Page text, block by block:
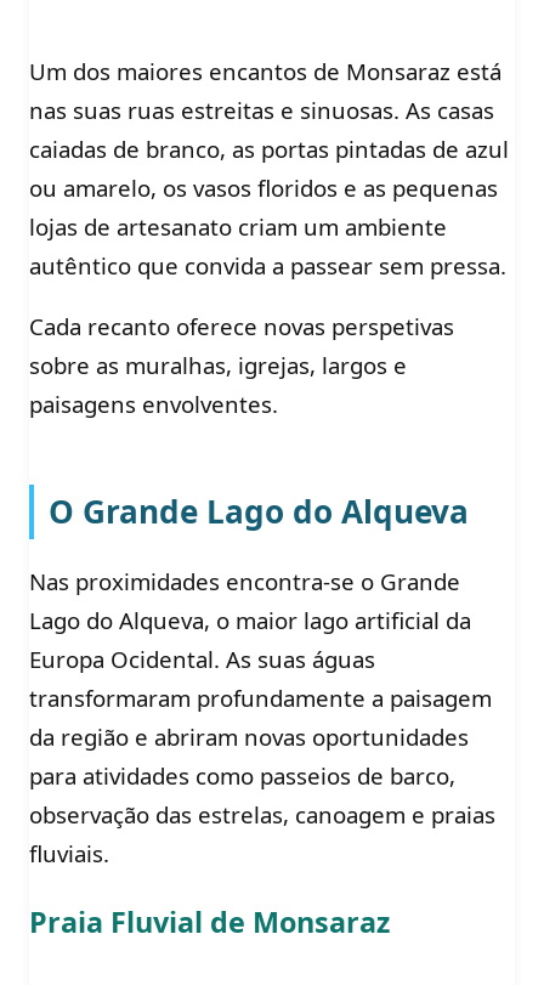
Um dos maiores encantos de Monsaraz está
nas suas ruas estreitas e sinuosas. As casas
caiadas de branco, as portas pintadas de azul
ou amarelo, os vasos floridos e as pequenas
lojas de artesanato criam um ambiente
autêntico que convida a passear sem pressa.
Cada recanto oferece novas perspetivas
sobre as muralhas, igrejas, largos e
paisagens envolventes.
O Grande Lago do Alqueva
Nas proximidades encontra-se o Grande
Lago do Alqueva, o maior lago artificial da
Europa Ocidental. As suas águas
transformaram profundamente a paisagem
da região e abriram novas oportunidades
para atividades como passeios de barco,
observação das estrelas, canoagem e praias
fluviais.
Praia Fluvial de Monsaraz